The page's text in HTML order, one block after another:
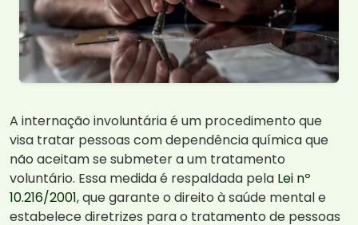
A internação involuntária é um procedimento que
visa tratar pessoas com dependência química que
não aceitam se submeter a um tratamento
voluntário. Essa medida é respaldada pela Lei nº
10.216/2001, que garante o direito à saúde mental e
estabelece diretrizes para o tratamento de pessoas